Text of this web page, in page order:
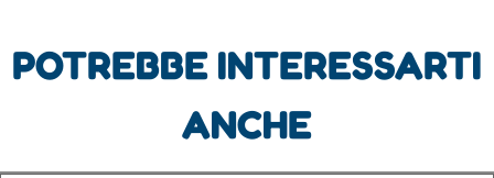
POTREBBE INTERESSARTI
ANCHE